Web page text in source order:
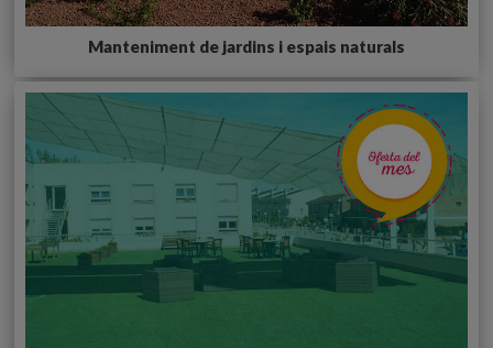
Manteniment de jardins i espais naturals